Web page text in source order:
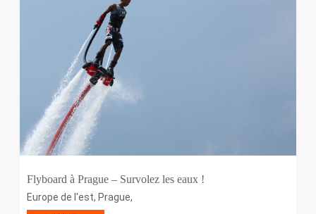
Flyboard à Prague – Survolez les eaux !
Europe de l'est, Prague,